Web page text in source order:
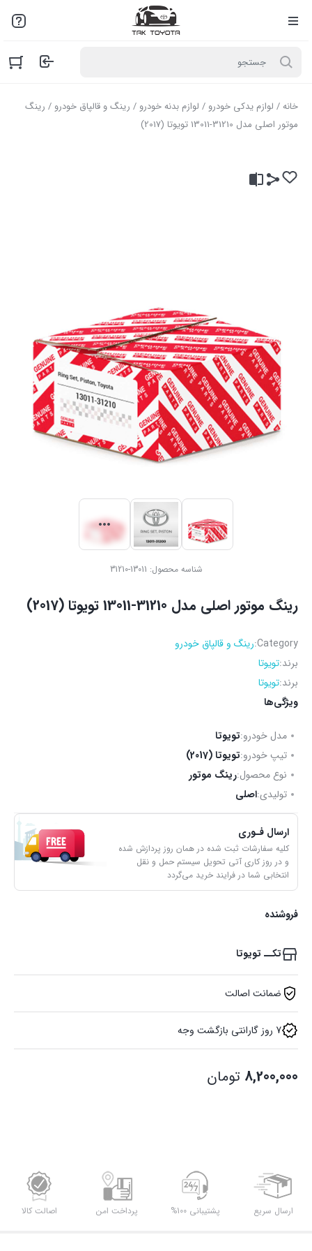
لطفاً به علت نوسانات بازار با مـا تمـاس بگیرید: 02136916845
خانه/ لوازم یدکی خودرو / لوازم بدنه خودرو / رینگ و قالپاق خودرو / رینگ
موتور اصلی مدل 31210-13011 تویوتا (2017)
شناسه محصول: 13011-31210
رینگ موتور اصلی مدل 31210-13011 تویوتا (2017)
Category: رینگ و قالپاق خودرو
برند:تویوتا
برند:تویوتا
ویژگی‌ها
مدل خودرو:تویوتا
تیپ خودرو:تویوتا (2017)
نوع محصول:رینگ موتور
تولیدی:اصلی
ارسال فـوری
کلیه سفارشات ثبت شده در همان روز پردازش شده
و در روز کاری آتی تحویل سیستم حمل و نقل
انتخابی شما در فرایند خرید می‌گردد
فروشنده
تکــ تویوتا
ضمانت اصالت
7 روز گارانتی بازگشت وجه
8,200,000 تومان
ارسال سریع پشتیبانی 100% پرداخت امن اصالت کالا